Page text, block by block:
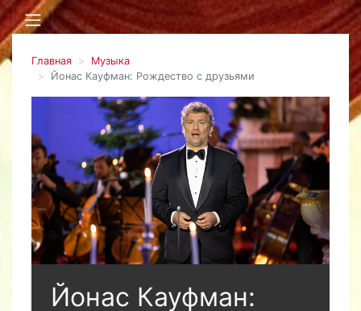
Главная
Музыка
Йонас Кауфман: Рождество с друзьями
Йонас Кауфман: